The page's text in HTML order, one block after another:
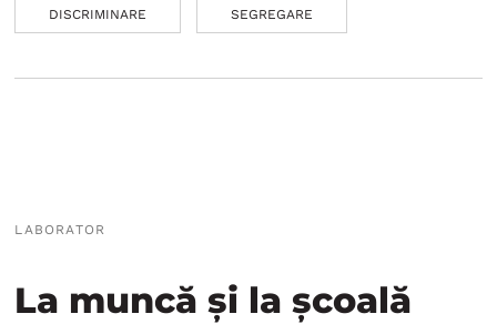
DISCRIMINARE SEGREGARE
LABORATOR
La muncă și la școală